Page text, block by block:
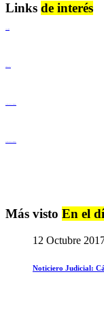
Links de interés
Más visto En el
12 Octubre
Noticiero Judicial: